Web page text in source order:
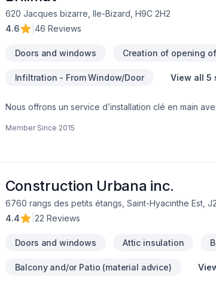
620 Jacques bizarre, Ile-Bizard, H9C 2H2
4.6
46 Reviews
Doors and windows Creation of opening
Infiltration - From Window/Door View all 5
Nous offrons un service d’installation clé en main
que son étanchéité tout au long de sa durée de vie,
Member Since 2015
Construction Urbana inc.
6760 rangs des petits étangs, Saint-Hyacinthe Est,
4.4
22 Reviews
Doors and windows Attic insulation
Balcony and/or Patio (material advice)